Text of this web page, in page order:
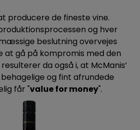
producere de fineste vine.
og hver
beslutning overvejes
at gå på kompromis med den
da også i, at McManis’
og fint afrundede
får "value for money".